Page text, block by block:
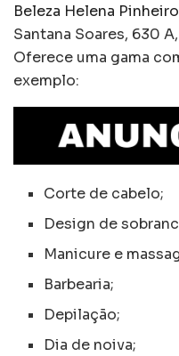
Beleza Helena Pinheiro
Santana Soares, 630
Oferece uma gama
exemplo:
Corte de cabelo;
Design de
Manicure e
Barbearia;
Depilação;
Dia de noiva;